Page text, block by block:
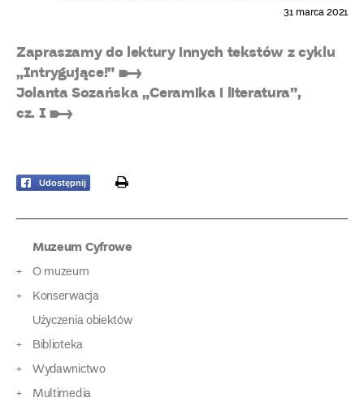
31 marca 2021
Zapraszamy do lektury innych tekstów z cyklu
„Intrygujące!” ➸
Jolanta Sozańska „Ceramika i literatura”,
cz. I ➸
Udostępnij print
Muzeum Cyfrowe
O muzeum
Konserwacja
Użyczenia obiektów
Biblioteka
Wydawnictwo
Multimedia